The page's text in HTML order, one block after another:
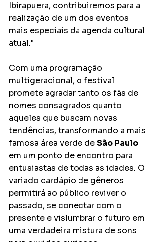
Ibirapuera, contribuiremos para a
realização de um dos eventos
mais especiais da agenda cultural
atual."
Com uma programação
multigeracional, o festival
promete agradar tanto os fãs de
nomes consagrados quanto
aqueles que buscam novas
tendências, transformando a mais
famosa área verde de São Paulo
em um ponto de encontro para
entusiastas de todas as idades. O
variado cardápio de gêneros
permitirá ao público reviver o
passado, se conectar com o
presente e vislumbrar o futuro em
uma verdadeira mistura de sons